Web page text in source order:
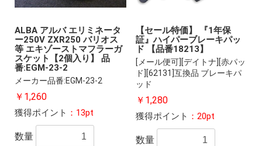
ALBA アルバ エリミネータ
ー250V ZXR250 バリオス
等 エキゾーストマフラーガ
スケット【2個入り】 品
番:EGM-23-2
メーカー品番:EGM-23-2
￥1,260
獲得ポイント ：13pt
数量
【セール特価】 『1年保
証』ハイパーブレーキパッ
ド 【品番18213】
[メール便可][デイトナ][赤パッ
ド][62131]互換品 ブレーキパ
ッド
￥1,280
獲得ポイント ：20pt
数量